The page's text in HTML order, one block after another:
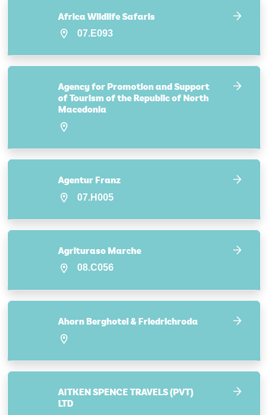
Africa Wildlife Safaris
07.E093
Agency for Promotion and Support
of Tourism of the Republic of North
Macedonia
Agentur Franz
07.H005
Agrituraso Marche
08.C056
Ahorn Berghotel & Friedrichroda
AITKEN SPENCE TRAVELS (PVT)
LTD